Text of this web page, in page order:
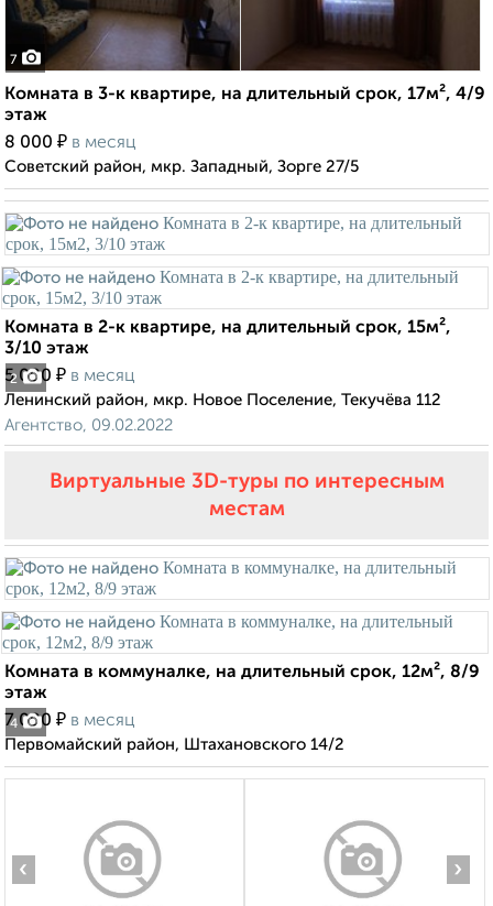
7
Комната в 3-к квартире, на длительный срок, 17м², 4/9
этаж
8 000 ₽ в месяц
Советский район, мкр. Западный, Зорге 27/5
2
Комната в 2-к квартире, на длительный срок, 15м²,
3/10 этаж
5 000 ₽ в месяц
Ленинский район, мкр. Новое Поселение, Текучёва 112
Агентство, 09.02.2022
Виртуальные 3D-туры по интересным
местам
4
Комната в коммуналке, на длительный срок, 12м², 8/9
этаж
7 000 ₽ в месяц
Первомайский район, Штахановского 14/2
‹ ›